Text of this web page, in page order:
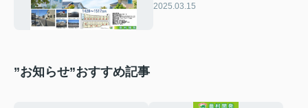
2025.03.15
”お知らせ”おすすめ記事